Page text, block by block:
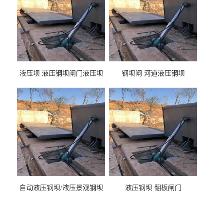
液压坝 液压钢坝闸门液压坝
钢坝闸 河道液压钢坝
自动液压钢坝/液压景观钢坝 液压钢坝 翻板闸门